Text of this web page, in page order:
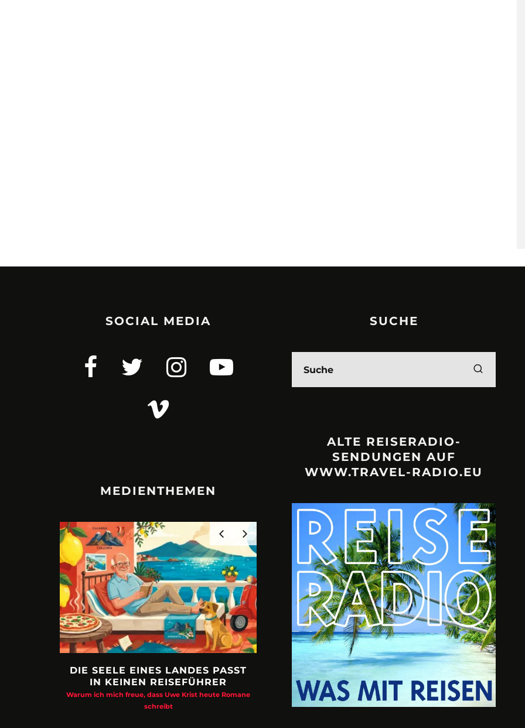
SOCIAL MEDIA
MEDIENTHEMEN
DIE SEELE EINES LANDES PASST
IN KEINEN REISEFÜHRER
Warum ich mich freue, dass Uwe Krist heute Romane
schreibt
URLAUBSFRUST – IST REISEN
KAPUTT?
Philipp Laage „Travel is broken“ - Wege aus der
Urlaubsfalle
A3M –
Mit Krisen-
SUCHE
ALTE REISERADIO-
SENDUNGEN AUF
WWW.TRAVEL-RADIO.EU